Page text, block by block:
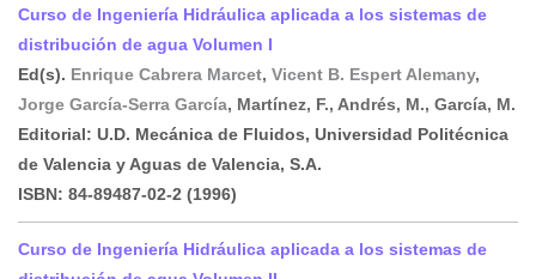
Curso de Ingeniería Hidráulica aplicada a los sistemas de
distribución de agua Volumen I
Ed(s). Enrique Cabrera Marcet, Vicent B. Espert Alemany,
Jorge García-Serra García, Martínez, F., Andrés, M., García, M.
Editorial: U.D. Mecánica de Fluidos, Universidad Politécnica
de Valencia y Aguas de Valencia, S.A.
ISBN: 84-89487-02-2 (1996)
Curso de Ingeniería Hidráulica aplicada a los sistemas de